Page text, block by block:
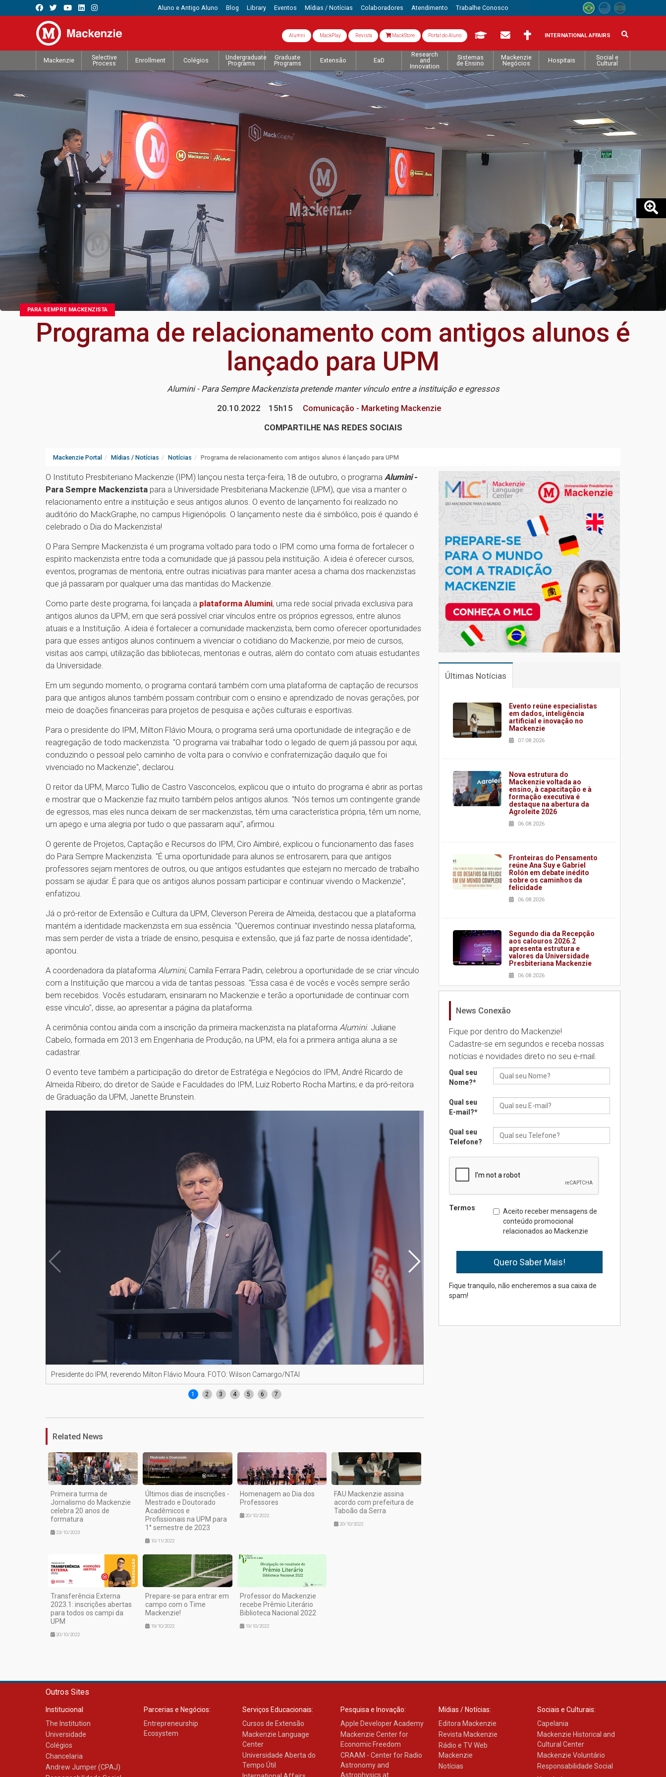
Aluno e Antigo Aluno Blog Library Eventos Mídias / Notícias Colaboradores Atendimento Trabalhe Conosco
Alumni MackPlay Revista MackStore Portal do Aluno INTERNATIONAL AFFAIRS
Mackenzie
Selective
Process
Enrollment Colégios
Undergraduate
Programs
Graduate
Programs
Extensão EaD
Research
and
Innovation
Sistemas
de Ensino
Mackenzie
Negócios
Hospitais
Social e
Cultural
PARA SEMPRE MACKENZISTA
Programa de relacionamento com antigos alunos é
lançado para UPM
Alumini - Para Sempre Mackenzista pretende manter vínculo entre a instituição e egressos
20.10.2022
15h15
Comunicação - Marketing Mackenzie
COMPARTILHE NAS REDES SOCIAIS
Mackenzie Portal Mídias / Notícias Notícias Programa de relacionamento com antigos alunos é lançado para UPM
O Instituto Presbiteriano Mackenzie (IPM) lançou nesta terça-feira, 18 de outubro, o programa Alumini-
Para Sempre Mackenzista para a Universidade Presbiteriana Mackenzie (UPM), que visa a manter o
relacionamento entre a instituição e seus antigos alunos. O evento de lançamento foi realizado no
auditório do MackGraphe, no campus Higienópolis. O lançamento neste dia é simbólico, pois é quando é
celebrado o Dia do Mackenzista!
O Para Sempre Mackenzista é um programa voltado para todo o IPM como uma forma de fortalecer o
espírito mackenzista entre toda a comunidade que já passou pela instituição. A ideia é oferecer cursos,
eventos, programas de mentoria, entre outras iniciativas para manter acesa a chama dos mackenzistas
que já passaram por qualquer uma das mantidas do Mackenzie.
Como parte deste programa, foi lançada a plataforma Alumini, uma rede social privada exclusiva para
antigos alunos da UPM, em que será possível criar vínculos entre os próprios egressos, entre alunos
atuais e a Instituição. A ideia é fortalecer a comunidade mackenzista, bem como oferecer oportunidades
para que esses antigos alunos continuem a vivenciar o cotidiano do Mackenzie, por meio de cursos,
visitas aos campi, utilização das bibliotecas, mentorias e outras, além do contato com atuais estudantes
da Universidade.
Em um segundo momento, o programa contará também com uma plataforma de captação de recursos
para que antigos alunos também possam contribuir com o ensino e aprendizado de novas gerações, por
meio de doações financeiras para projetos de pesquisa e ações culturais e esportivas.
Para o presidente do IPM, Milton Flávio Moura, o programa será uma oportunidade de integração e de
reagregação de todo mackenzista. "O programa vai trabalhar todo o legado de quem já passou por aqui,
conduzindo o pessoal pelo caminho de volta para o convívio e confraternização daquilo que foi
vivenciado no Mackenzie", declarou.
O reitor da UPM, Marco Tullio de Castro Vasconcelos, explicou que o intuito do programa é abrir as portas
e mostrar que o Mackenzie faz muito também pelos antigos alunos. "Nós temos um contingente grande
de egressos, mas eles nunca deixam de ser mackenzistas, têm uma característica própria, têm um nome,
um apego e uma alegria por tudo o que passaram aqui", afirmou.
O gerente de Projetos, Captação e Recursos do IPM, Ciro Aimbiré, explicou o funcionamento das fases
do Para Sempre Mackenzista. "É uma oportunidade para alunos se entrosarem, para que antigos
professores sejam mentores de outros, ou que antigos estudantes que estejam no mercado de trabalho
possam se ajudar. É para que os antigos alunos possam participar e continuar vivendo o Mackenzie",
enfatizou.
Já o pró-reitor de Extensão e Cultura da UPM, Cleverson Pereira de Almeida, destacou que a plataforma
mantém a identidade mackenzista em sua essência. "Queremos continuar investindo nessa plataforma,
mas sem perder de vista a tríade de ensino, pesquisa e extensão, que já faz parte de nossa identidade",
apontou.
A coordenadora da plataforma Alumini, Camila Ferrara Padin, celebrou a oportunidade de se criar vínculo
com a Instituição que marcou a vida de tantas pessoas. "Essa casa é de vocês e vocês sempre serão
bem recebidos. Vocês estudaram, ensinaram no Mackenzie e terão a oportunidade de continuar com
esse vínculo", disse, ao apresentar a página da plataforma.
A cerimônia contou ainda com a inscrição da primeira mackenzista na plataforma Alumini. Juliane
Cabelo, formada em 2013 em Engenharia de Produção, na UPM, ela foi a primeira antiga aluna a se
cadastrar.
O evento teve também a participação do diretor de Estratégia e Negócios do IPM, André Ricardo de
Almeida Ribeiro; do diretor de Saúde e Faculdades do IPM, Luiz Roberto Rocha Martins; e da pró-reitora
de Graduação da UPM, Janette Brunstein.
Presidente do IPM, reverendo Milton Flávio Moura. FOTO: Wilson Camargo/NTAI
1 2 3 4 5 6 7
Related News
Primeira turma de
Jornalismo do Mackenzie
celebra 20 anos de
formatura
23/10/2023
Últimos dias de inscrições -
Mestrado e Doutorado
Acadêmicos e
Profissionais na UPM para
1° semestre de 2023
10/11/2022
Homenagem ao Dia dos
Professores
20/10/2022
FAU Mackenzie assina
acordo com prefeitura de
Taboão da Serra
20/10/2022
Transferência Externa
2023.1: inscrições abertas
para todos os campi da
UPM
20/10/2022
Prepare-se para entrar em
campo com o Time
Mackenzie!
19/10/2022
Professor do Mackenzie
recebe Prêmio Literário
Biblioteca Nacional 2022
19/10/2022
Últimas Notícias
Evento reúne especialistas
em dados, inteligência
artificial e inovação no
Mackenzie
07.08.2026
Nova estrutura do
Mackenzie voltada ao
ensino, à capacitação e à
formação executiva é
destaque na abertura da
Agroleite 2026
06.08.2026
Fronteiras do Pensamento
reúne Ana Suy e Gabriel
Rolón em debate inédito
sobre os caminhos da
felicidade
06.08.2026
Segundo dia da Recepção
aos calouros 2026.2
apresenta estrutura e
valores da Universidade
Presbiteriana Mackenzie
06.08.2026
Nova apresentação do
brasileira
05.08.2026
Universidade Mackenzie
realizará nova edição da
05.08.2026
Seminário discute desafios
das novas tecnologias em
04.08.2026
Mackenzie recepciona os
calouros do segundo
semestre de 2026
04.08.2026
Brasília prepara seus
estudantes para o PAS antes
mesmo do Ensino Médio
News Conexão
Fique por dentro do Mackenzie!
Cadastre-se em segundos e receba nossas
notícias e novidades direto no seu e-mail.
Qual seu
Nome?*
Qual seu
E-mail?*
Qual seu
Telefone?
Termos
Aceito receber mensagens de
conteúdo promocional
relacionados ao Mackenzie
Fique tranquilo, não encheremos a sua caixa de
spam!
Outros Sites
Institucional
The Institution
Universidade
Colégios
Chancelaria
Andrew Jumper (CPAJ)
Parcerias e Negócios:
Entrepreneurship
Ecosystem
Serviços Educacionais:
Cursos de Extensão
Mackenzie Language
Center
Universidade Aberta do
Tempo Útil
Pesquisa e Inovação:
Apple Developer Academy
Mackenzie Center for
Economic Freedom
CRAAM - Center for Radio
Astronomy and
Astrophysics at
Mídias / Notícias:
Editora Mackenzie
Revista Mackenzie
Rádio e TV Web
Mackenzie
Notícias
Sociais e Culturais:
Capelania
Mackenzie Historical and
Cultural Center
Mackenzie Voluntário
Responsabilidade Social